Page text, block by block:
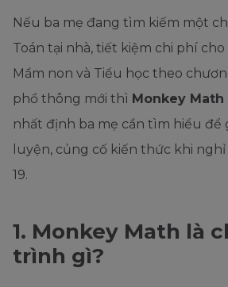
Nếu ba mẹ đang tìm kiếm một
Toán tại nhà, tiết kiệm chi phí
Mầm non và Tiểu học theo
phổ thông mới thì Monkey Math
nhất định ba mẹ cần tìm hiểu để
luyện, củng cố kiến thức khi nghỉ
19.
1. Monkey Math là
trình gì?